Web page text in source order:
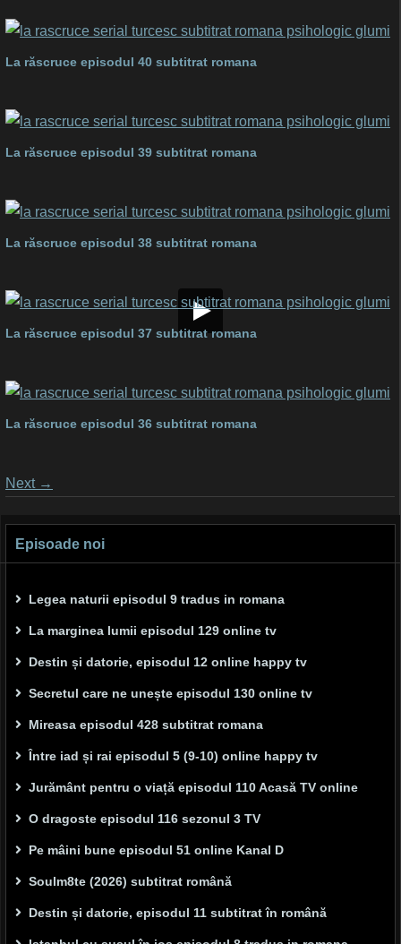
La răscruce episodul 40 subtitrat romana
La răscruce episodul 39 subtitrat romana
La răscruce episodul 38 subtitrat romana
La răscruce episodul 37 subtitrat romana
La răscruce episodul 36 subtitrat romana
Posts
Next →
Episoade noi
Legea naturii episodul 9 tradus in romana
La marginea lumii episodul 129 online tv
Destin și datorie, episodul 12 online happy tv
Secretul care ne unește episodul 130 online tv
Mireasa episodul 428 subtitrat romana
Între iad și rai episodul 5 (9-10) online happy tv
Jurământ pentru o viață episodul 110 Acasă TV online
O dragoste episodul 116 sezonul 3 TV
Pe mâini bune episodul 51 online Kanal D
Soulm8te (2026) subtitrat română
Destin și datorie, episodul 11 subtitrat în română